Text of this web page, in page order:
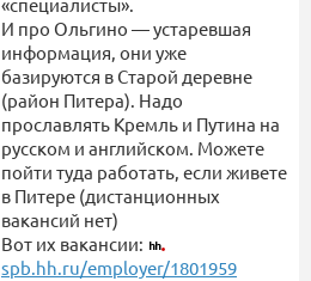
И про Ольгино — устаревшая
информация, они уже
базируются в Старой деревне
(район Питера). Надо
прославлять Кремль и Путина на
русском и английском. Можете
пойти туда работать, если живете
в Питере (дистанционных
вакансий нет)
Вот их вакансии:
spb.hh.ru/employer/1801959